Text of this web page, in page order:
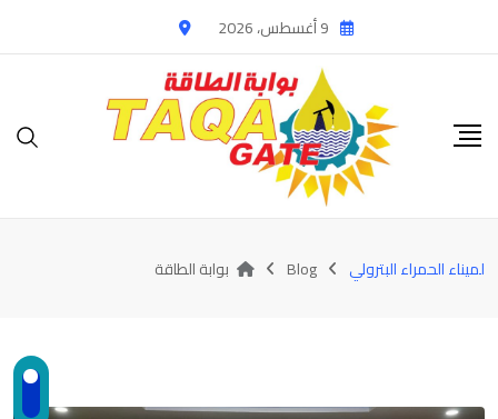
to
9 أغسطس، 2026
لميناء الحمراء البترولي Blog بوابة الطاقة